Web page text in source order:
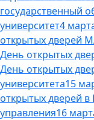
государственный
университет4
открытых дверей
День открытых
День открытых
университета15
открытых дверей в
управления16